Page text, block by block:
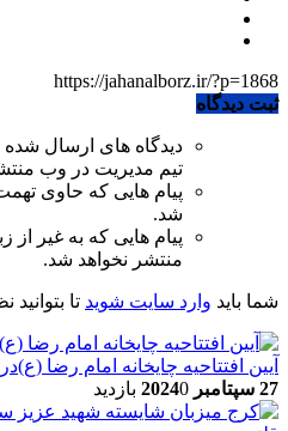
https://jahanalborz.ir/?p=1868
ثبت دیدگاه
دیدگاه های ارسال
تیم مدیریت در وب
پیام هایی که حاوی
شد.
پیام هایی که به غیر از
منتشر نخواهد شد.
شما باید وارد سایت شوید تا بتوانید
آیین افتتاحیه چایخانه امام رضا
27 سپتامبر 2024
0 بازدید